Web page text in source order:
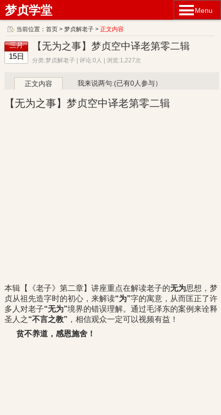
Menu
梦贞学堂
当前位置：首页 >梦贞解老子 >正文内容
三月
15日
【无为之事】梦贞空中译老第零二辑
分类:梦贞解老子 | 评论:0人 | 浏览:1,227次
正文内容 我来说两句:(已有0人参与）
【无为之事】梦贞空中译老第零二辑
本辑【《老子》第二章】讲座重点在解读老子的无为思想，梦
贞从祖先造字时的初心，来解读“为”字的寓意，从而匡正了许
多人对老子“无为”境界的错误理解。通过毛泽东的案例来诠释
圣人之“不言之教” ，相信观众一定可以视频有益！
贫不养道，感恩施舍！